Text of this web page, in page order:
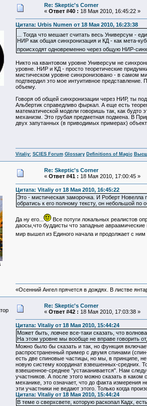
Re: Skeptic's Corner
« Ответ #40 : 18 Мая 2010, 16:45:22 »
Цитата: Urbis Numen от 18 Мая 2010, 16:23:38
... Тогда что мешает считать весь Универсум -
НИР как общая синхронизация и КД - как мета-
происходят одновременно через общую НИР-
Никто на квантовом уровне Универсум не
уровне. НИР и КД - просто теоретические
мистическом уровне синхронизовано - в самом
подтвердил это мое интуитивное
объему.
Говоря об общей синхронизации через НИР, ты
Альбертик справедливо фыркал. А еще есть
математической модели говоришь так, как будто
механизм. Это грубая предметная подмена. В
двух запутанных (в приводимых примерах)
Vitaliy: SCIES Forum Glossary Definitions of Magic
Re: Skeptic's Corner
« Ответ #41 : 18 Мая 2010, 17:00:45 »
Цитата: Vitaliy от 18 Мая 2010, 16:45:22
Это - мистическая заморочка. И Роберт Новелла
обратись к его полному тексту, он небольшой по
Да ну его...
Все потуги локальных реалистов
даосы,что буддисты что западные
мир вышел из Единого начала и продолжает с ним
«Осенний Ангел прячется в дождях. В листве
Re: Skeptic's Corner
« Ответ #42 : 18 Мая 2010, 17:03:38 »
Цитата: Vitaliy от 18 Мая 2010, 15:44:24
Может быть, ловчее все-таки сказать, что
На этом уровне мы вообще не вправе говорить
Можно было бы сказать и так, но функция
распространенный пример с двумя спинами
есть две спиновые частицы, но мы, в принципе,
новую систему координат взвешенных-средних.
взвешенное-среднее "устаканивается". Нам
участников. А после этого можно сказать в
механике, это означает, что до факта измерения
эти участники не ведают этого. Только когда
Цитата: Vitaliy от 18 Мая 2010, 15:44:24
В теме о сверхсвете, которую раскопал Кадх,